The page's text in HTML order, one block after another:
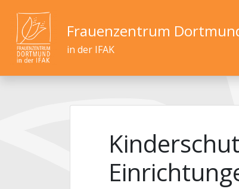
Frauenzentrum
in der IFAK